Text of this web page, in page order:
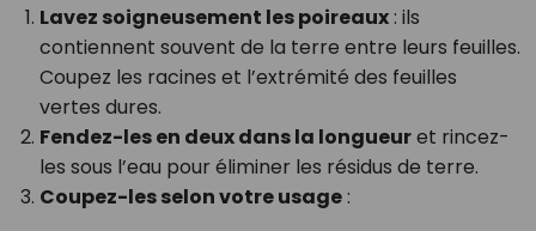
Lavez soigneusement les poireaux: ils
contiennent souvent de la terre entre leurs feuilles.
Coupez les racines et l’extrémité des feuilles
vertes dures.
Fendez-les en deux dans la longueuret rincez-
les sous l’eau pour éliminer les résidus de terre.
Coupez-les selon votre usage: